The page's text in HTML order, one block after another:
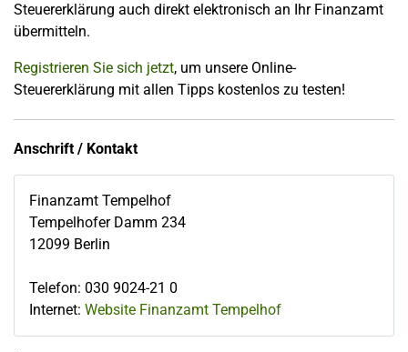
Steuererklärung auch direkt elektronisch an Ihr Finanzamt
übermitteln.
Registrieren Sie sich jetzt, um unsere Online-
Steuererklärung mit allen Tipps kostenlos zu testen!
Anschrift / Kontakt
Finanzamt Tempelhof
Tempelhofer Damm 234
12099 Berlin
Telefon: 030 9024-21 0
Internet: Website Finanzamt Tempelhof